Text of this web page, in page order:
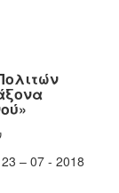
– 07 - 2018